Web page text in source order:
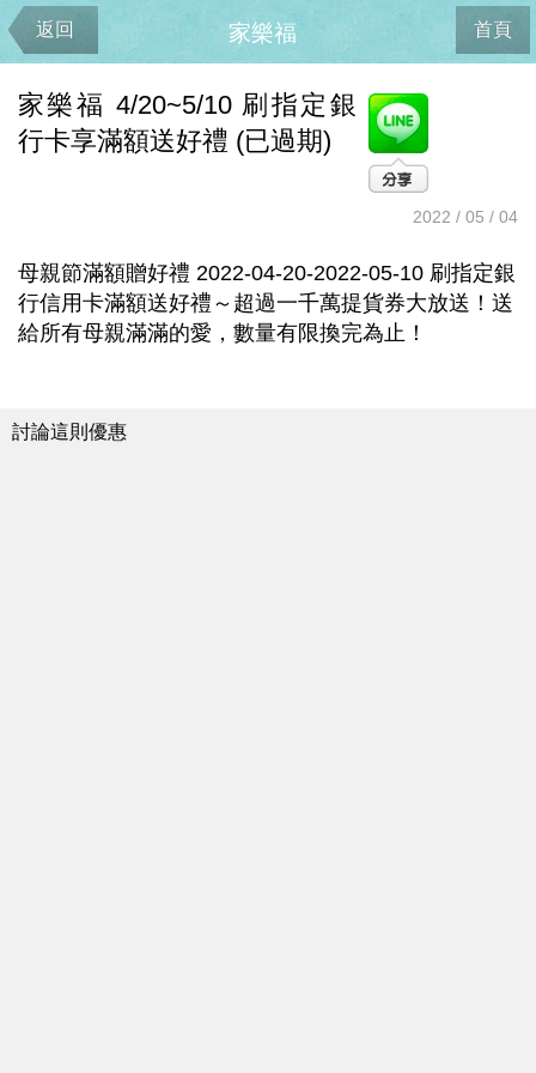
返回 首頁
家樂福
家樂福 4/20~5/10 刷指定銀
行卡享滿額送好禮 (已過期)
2022 / 05 / 04
母親節滿額贈好禮 2022-04-20-2022-05-10 刷指定銀
行信用卡滿額送好禮～超過一千萬提貨券大放送！送
給所有母親滿滿的愛，數量有限換完為止！
討論這則優惠